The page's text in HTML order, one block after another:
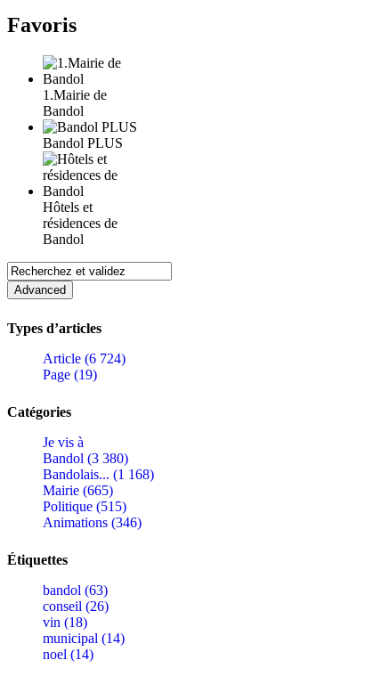
Favoris
1.Mairie de
Bandol
Bandol PLUS
Hôtels et
résidences de
Bandol
Types d’articles
Article (6 724)
Page (19)
Catégories
Je vis à
Bandol (3 380)
Bandolais... (1 168)
Mairie (665)
Politique (515)
Animations (346)
Étiquettes
bandol (63)
conseil (26)
vin (18)
municipal (14)
noel (14)